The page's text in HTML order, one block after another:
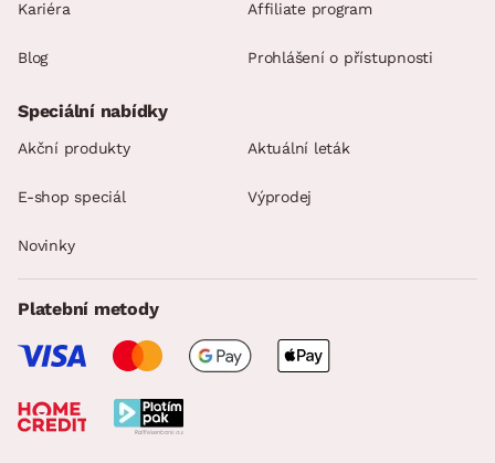
Kariéra
Blog
Affiliate program
Prohlášení o přístupnosti
Speciální nabídky
Akční produkty Aktuální leták
E-shop speciál Výprodej
Novinky
Platební metody